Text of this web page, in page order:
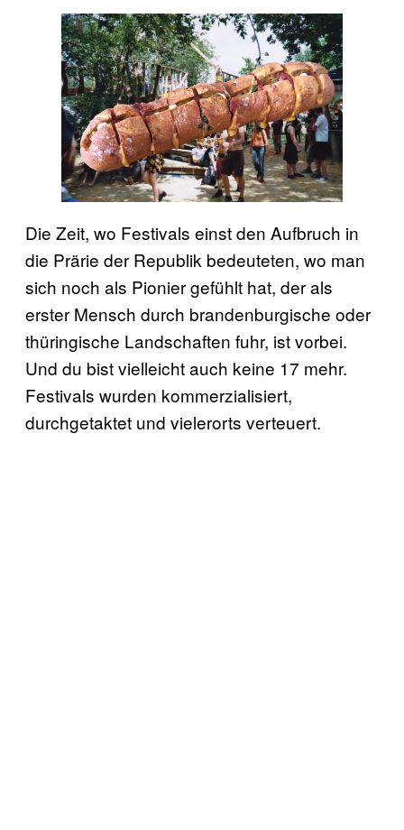
Die Zeit, wo Festivals einst den Aufbruch in
die Prärie der Republik bedeuteten, wo man
sich noch als Pionier gefühlt hat, der als
erster Mensch durch brandenburgische oder
thüringische Landschaften fuhr, ist vorbei.
Und du bist vielleicht auch keine 17 mehr.
Festivals wurden kommerzialisiert,
durchgetaktet und vielerorts verteuert.